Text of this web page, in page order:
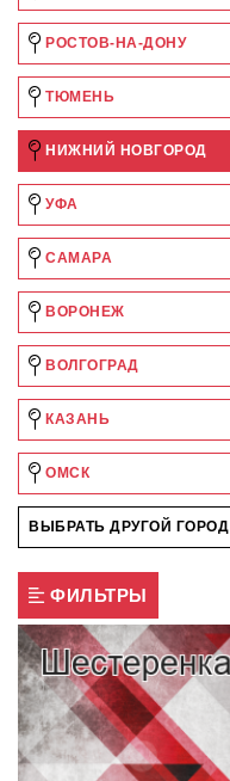
РОСТОВ-НА-ДОНУ
ТЮМЕНЬ
НИЖНИЙ НОВГОРОД
УФА
САМАРА
ВОРОНЕЖ
ВОЛГОГРАД
КАЗАНЬ
ОМСК
ВЫБРАТЬ ДРУГОЙ ГОРОД
ФИЛЬТРЫ